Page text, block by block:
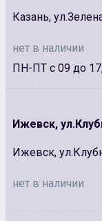
Казань,
нет в наличии
ПН-ПТ с 09 до
Ижевск,
Ижевск,
нет в наличии